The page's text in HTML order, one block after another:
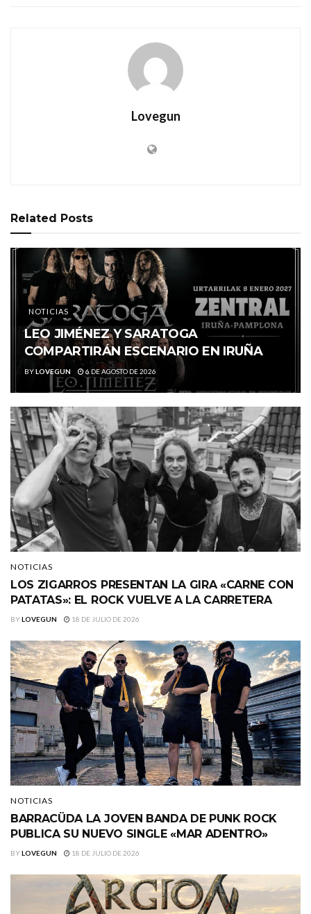
Lovegun
Related Posts
NOTICIAS
LEO JIMÉNEZ Y SARATOGA
COMPARTIRÁN ESCENARIO EN IRUÑA
BYLOVEGUN 6 DE AGOSTO DE 2026
NOTICIAS
LOS ZIGARROS PRESENTAN LA GIRA «CARNE CON
PATATAS»: EL ROCK VUELVE A LA CARRETERA
BYLOVEGUN 18 DE JULIO DE 2026
NOTICIAS
BARRACÜDA LA JOVEN BANDA DE PUNK ROCK
PUBLICA SU NUEVO SINGLE «MAR ADENTRO»
BYLOVEGUN 18 DE JULIO DE 2026